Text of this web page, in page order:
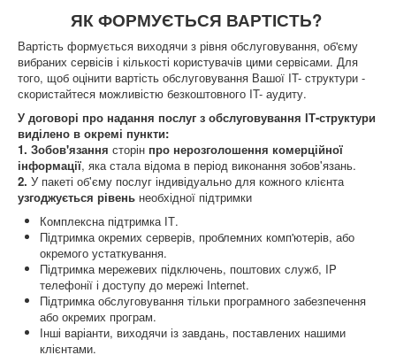
ЯК ФОРМУЄТЬСЯ ВАРТІСТЬ?
Вартість формується виходячи з рівня обслуговування, об'єму
вибраних сервісів і кількості користувачів цими сервісами. Для
того, щоб оцінити вартість обслуговування Вашої IT- структури -
скористайтеся можливістю безкоштовного IT- аудиту.
У договорі про надання послуг з обслуговування ІТ-структури
виділено в окремі пункти:
1. Зобов'язання сторін про нерозголошення комерційної
інформації, яка стала відома в період виконання зобов'язань.
2. У пакеті об'єму послуг індивідуально для кожного клієнта
узгоджується рівень необхідної підтримки
Комплексна підтримка ІТ.
Підтримка окремих серверів, проблемних комп'ютерів, або
окремого устаткування.
Підтримка мережевих підключень, поштових служб, IP
телефонії і доступу до мережі Internet.
Підтримка обслуговування тільки програмного забезпечення
або окремих програм.
Інші варіанти, виходячи із завдань, поставлених нашими
клієнтами.